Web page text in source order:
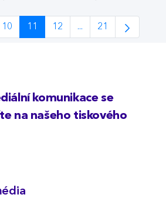
Pages Use TAB to navigate.
Stránka
10
Stránka
11
Stránka
12 ...
Intermediate Pages
Stránka
21
komunikace se
na našeho tiskového